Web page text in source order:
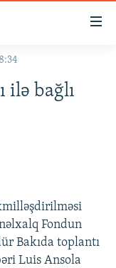
ilə bağlı
Fondun
Bakıda toplantı
Luis Ansola